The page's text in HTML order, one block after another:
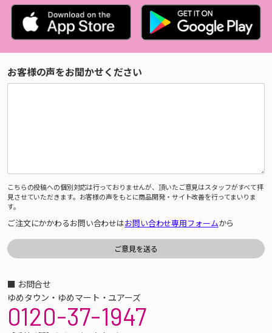
お客様の声をお聞かせください
こちらの投稿への個別対応は行っておりませんが、頂いたご意見はスタッフがすべて拝
見させていただきます。お客様の声をもとに商品開発・サイト改善を行ってまいりま
す。
ご注文にかかわるお問い合わせはお問い合わせ専用フォームから
■ お問合せ
ゆめタウン・ゆめマート・ユアーズ
0120-37-1947